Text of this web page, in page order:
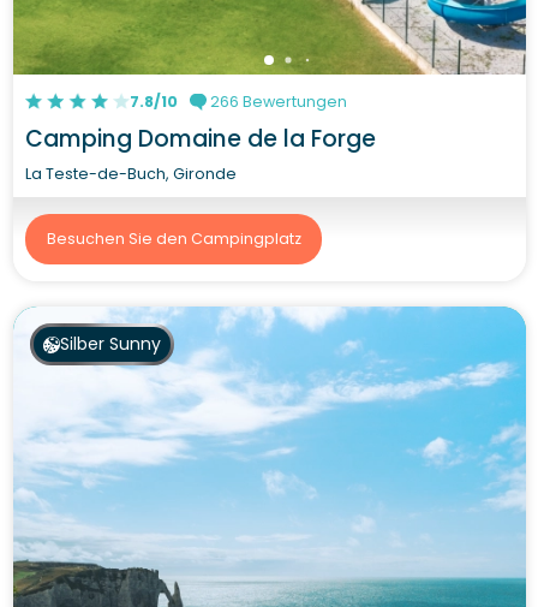
7.8/10 266 Bewertungen
Camping Domaine de la Forge
La Teste-de-Buch, Gironde
Besuchen Sie den Campingplatz
Silber Sunny